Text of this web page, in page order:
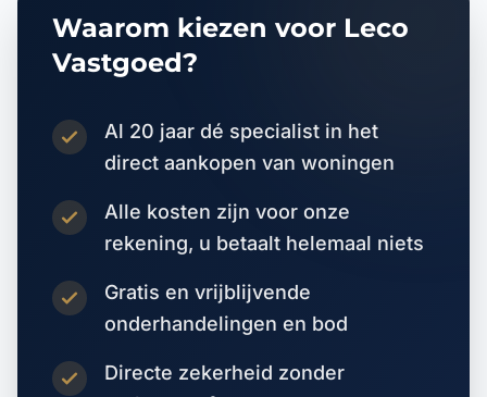
Waarom kiezen voor Leco
Vastgoed?
Al 20 jaar dé specialist in het
direct aankopen van woningen
Alle kosten zijn voor onze
rekening, u betaalt helemaal niets
Gratis en vrijblijvende
onderhandelingen en bod
Directe zekerheid zonder